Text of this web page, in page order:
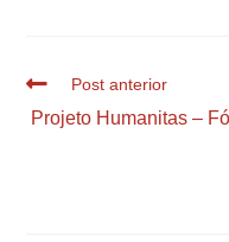
Post anterior
Projeto Humanitas –